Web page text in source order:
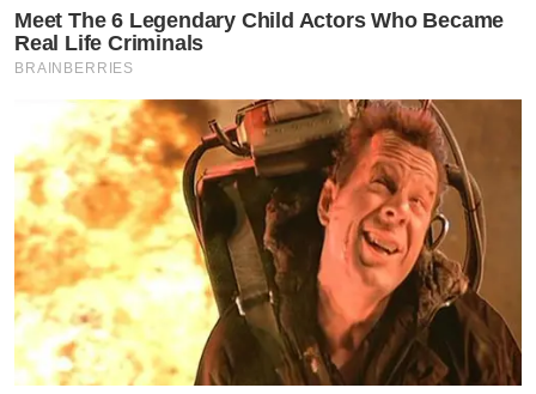
Meet The 6 Legendary Child Actors Who Became
Real Life Criminals
BRAINBERRIES